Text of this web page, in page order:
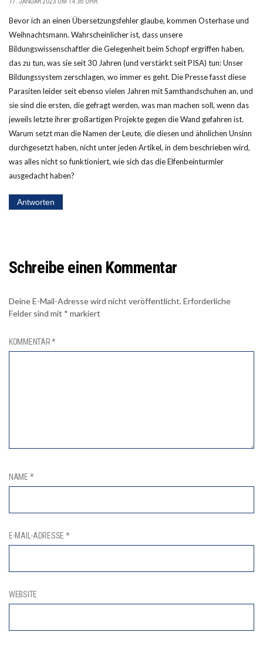
Bevor ich an einen Übersetzungsfehler glaube, kommen Osterhase und
Weihnachtsmann. Wahrscheinlicher ist, dass unsere
Bildungswissenschaftler die Gelegenheit beim Schopf ergriffen haben,
das zu tun, was sie seit 30 Jahren (und verstärkt seit PISA) tun: Unser
Bildungssystem zerschlagen, wo immer es geht. Die Presse fasst diese
Parasiten leider seit ebenso vielen Jahren mit Samthandschuhen an, und
sie sind die ersten, die gefragt werden, was man machen soll, wenn das
jeweils letzte ihrer großartigen Projekte gegen die Wand gefahren ist.
Warum setzt man die Namen der Leute, die diesen und ähnlichen Unsinn
durchgesetzt haben, nicht unter jeden Artikel, in dem beschrieben wird,
was alles nicht so funktioniert, wie sich das die Elfenbeinturmler
ausgedacht haben?
Antworten
Schreibe einen Kommentar
Deine E-Mail-Adresse wird nicht veröffentlicht.Erforderliche
Felder sind mit * markiert
KOMMENTAR*
NAME *
E-MAIL-ADRESSE *
WEBSITE